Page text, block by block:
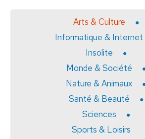
Arts & Culture
Informatique & Internet
Insolite
Monde & Société
Nature & Animaux
Santé & Beauté
Sciences
Sports & Loisirs